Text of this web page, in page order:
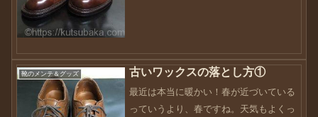
靴のメンテ＆グッズ 古いワックスの落とし方①
最近は本当に暖かい！春が近づいている
っていうより、春ですね。天気もよくっ